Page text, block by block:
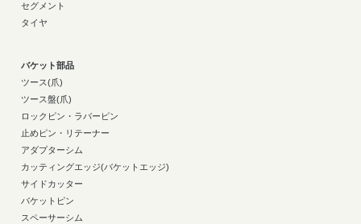
セグメント
タイヤ
バケット部品
ツース(爪)
ツース盤(爪)
ロックピン・ラバーピン
止めピン・リテーナー
アダプターシム
カッティングエッジ(バケットエッジ)
サイドカッター
バケットピン
スペーサーシム